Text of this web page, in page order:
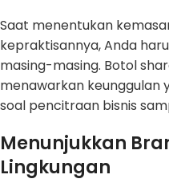
Saat menentukan
kepraktisannya, Anda
masing-masing. Botol
menawarkan keunggulan
soal pencitraan bisnis
Menunjukkan
Lingkungan